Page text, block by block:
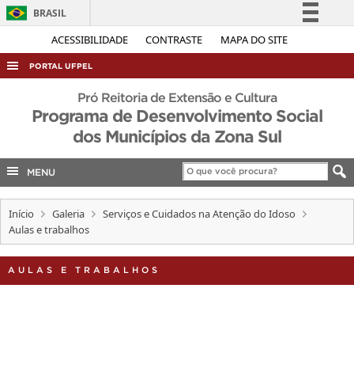
ACESSIBILIDADE CONTRASTE MAPA DO SITE
BRASIL
Simplifique!
Acesso à informação
Legislação
Canais
PORTAL UFPEL
ACESSO À INFORMAÇÃO
AUDITORIA
CONCURSOS
EDITAIS
INTERNACIONAL
Pró Reitoria de Extensão e Cultura
Programa de Desenvolvimento Social
dos Municípios da Zona Sul
MENU
Início Galeria
Serviços e Cuidados na Atenção do Idoso
Aulas e trabalhos
AULAS E TRABALHOS